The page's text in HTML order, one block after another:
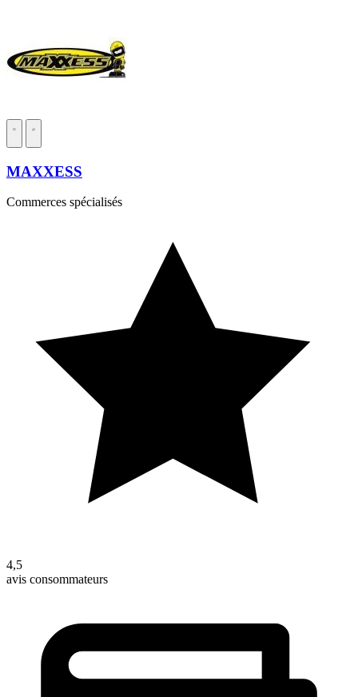
MAXXESS
Commerces spécialisés
4,5
avis consommateurs